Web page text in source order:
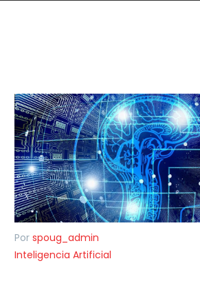
Por spoug_admin
Inteligencia Artificial